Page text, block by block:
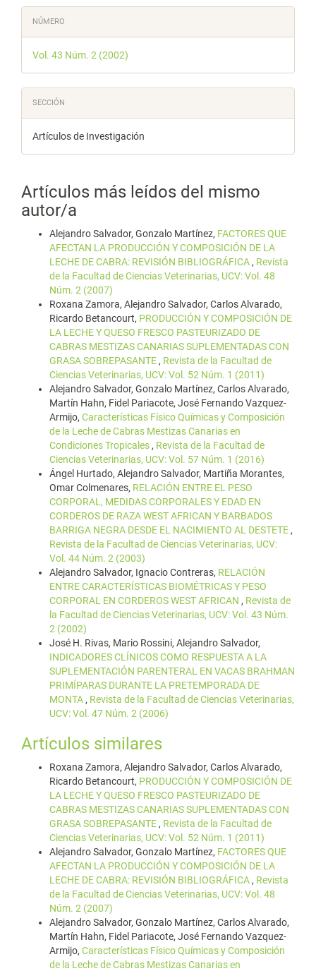
Detalles
del
artículo
NÚMERO
Vol. 43 Núm. 2 (2002)
SECCIÓN
Artículos de Investigación
Artículos más leídos del mismo
autor/a
Alejandro Salvador, Gonzalo Martínez, FACTORES QUE
AFECTAN LA PRODUCCIÓN Y COMPOSICIÓN DE LA
LECHE DE CABRA: REVISIÓN BIBLIOGRÁFICA , Revista
de la Facultad de Ciencias Veterinarias, UCV: Vol. 48
Núm. 2 (2007)
Roxana Zamora, Alejandro Salvador, Carlos Alvarado,
Ricardo Betancourt, PRODUCCIÓN Y COMPOSICIÓN DE
LA LECHE Y QUESO FRESCO PASTEURIZADO DE
CABRAS MESTIZAS CANARIAS SUPLEMENTADAS CON
GRASA SOBREPASANTE , Revista de la Facultad de
Ciencias Veterinarias, UCV: Vol. 52 Núm. 1 (2011)
Alejandro Salvador, Gonzalo Martínez, Carlos Alvarado,
Martín Hahn, Fidel Pariacote, José Fernando Vazquez-
Armijo, Características Físico Químicas y Composición
de la Leche de Cabras Mestizas Canarias en
Condiciones Tropicales , Revista de la Facultad de
Ciencias Veterinarias, UCV: Vol. 57 Núm. 1 (2016)
Ángel Hurtado, Alejandro Salvador, Martiña Morantes,
Omar Colmenares, RELACIÓN ENTRE EL PESO
CORPORAL, MEDIDAS CORPORALES Y EDAD EN
CORDEROS DE RAZA WEST AFRICAN Y BARBADOS
BARRIGA NEGRA DESDE EL NACIMIENTO AL DESTETE ,
Revista de la Facultad de Ciencias Veterinarias, UCV:
Vol. 44 Núm. 2 (2003)
Alejandro Salvador, Ignacio Contreras, RELACIÓN
ENTRE CARACTERÍSTICAS BIOMÉTRICAS Y PESO
CORPORAL EN CORDEROS WEST AFRICAN , Revista de
la Facultad de Ciencias Veterinarias, UCV: Vol. 43 Núm.
2 (2002)
José H. Rivas, Mario Rossini, Alejandro Salvador,
INDICADORES CLÍNICOS COMO RESPUESTA A LA
SUPLEMENTACIÓN PARENTERAL EN VACAS BRAHMAN
PRIMÍPARAS DURANTE LA PRETEMPORADA DE
MONTA , Revista de la Facultad de Ciencias Veterinarias,
UCV: Vol. 47 Núm. 2 (2006)
Artículos similares
Roxana Zamora, Alejandro Salvador, Carlos Alvarado,
Ricardo Betancourt, PRODUCCIÓN Y COMPOSICIÓN DE
LA LECHE Y QUESO FRESCO PASTEURIZADO DE
CABRAS MESTIZAS CANARIAS SUPLEMENTADAS CON
GRASA SOBREPASANTE , Revista de la Facultad de
Ciencias Veterinarias, UCV: Vol. 52 Núm. 1 (2011)
Alejandro Salvador, Gonzalo Martínez, FACTORES QUE
AFECTAN LA PRODUCCIÓN Y COMPOSICIÓN DE LA
LECHE DE CABRA: REVISIÓN BIBLIOGRÁFICA , Revista
de la Facultad de Ciencias Veterinarias, UCV: Vol. 48
Núm. 2 (2007)
Alejandro Salvador, Gonzalo Martínez, Carlos Alvarado,
Martín Hahn, Fidel Pariacote, José Fernando Vazquez-
Armijo, Características Físico Químicas y Composición
de la Leche de Cabras Mestizas Canarias en